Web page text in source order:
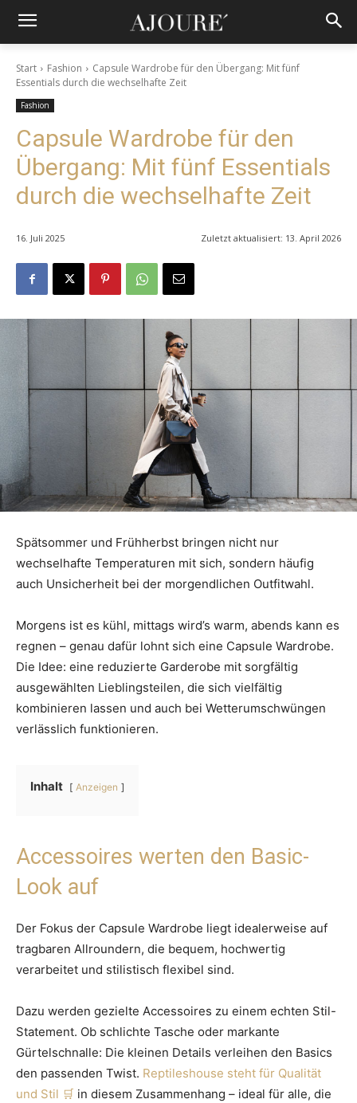
Start Fashion
Capsule Wardrobe für den Übergang: Mit fünf
Essentials durch die wechselhafte Zeit
Fashion
Capsule Wardrobe für den
Übergang: Mit fünf Essentials
durch die wechselhafte Zeit
16. Juli 2025 Zuletzt aktualisiert: 13. April 2026
Spätsommer und Frühherbst bringen nicht nur
wechselhafte Temperaturen mit sich, sondern häufig
auch Unsicherheit bei der morgendlichen Outfitwahl.
Morgens ist es kühl, mittags wird’s warm, abends kann es
regnen – genau dafür lohnt sich eine Capsule Wardrobe.
Die Idee: eine reduzierte Garderobe mit sorgfältig
ausgewählten Lieblingsteilen, die sich vielfältig
kombinieren lassen und auch bei Wetterumschwüngen
verlässlich funktionieren.
Inhalt Anzeigen
Accessoires werten den Basic-
Look auf
Der Fokus der Capsule Wardrobe liegt idealerweise auf
tragbaren Allroundern, die bequem, hochwertig
verarbeitet und stilistisch flexibel sind.
Dazu werden gezielte Accessoires zu einem echten Stil-
Statement. Ob schlichte Tasche oder markante
Gürtelschnalle: Die kleinen Details verleihen den Basics
den passenden Twist. Reptileshouse steht für Qualität
und Stil
in diesem Zusammenhang – ideal für alle, die